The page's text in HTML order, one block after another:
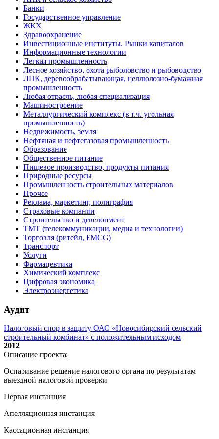
Банки
Государственное управление
ЖКХ
Здравоохранение
Инвестиционные институты. Рынки капиталов
Информационные технологии
Легкая промышленность
Лесное хозяйство, охота рыболовство и рыбоводство
ЛПК, деревообрабатывающая, целлюлозно-бумажная
промышленность
Любая отрасль, любая специализация
Машиностроение
Металлургический комплекс (в т.ч. угольная
промышленность)
Недвижимость, земля
Нефтяная и нефтегазовая промышленность
Образование
Общественное питание
Пищевое производство, продукты питания
Природные ресурсы
Промышленность строительных материалов
Прочее
Реклама, маркетинг, полиграфия
Страховые компании
Строительство и девелопмент
ТМТ (телекоммуникации, медиа и технологии)
Торговля (ритейл, FMCG)
Транспорт
Услуги
Фармацевтика
Химический комплекс
Цифровая экономика
Электроэнергетика
Аудит
Налоговый спор в защиту ОАО «Новосибирский сельский
строительный комбинат» с положительным исходом
2012
Описание проекта:
Оспаривание решение налогового органа по результатам
выездной налоговой проверки
Первая инстанция
Апелляционная инстанция
Кассационная инстанция